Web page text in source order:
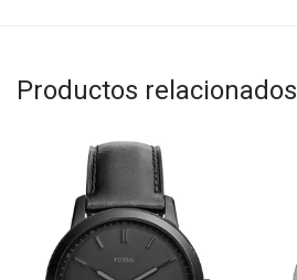
Productos relacionados